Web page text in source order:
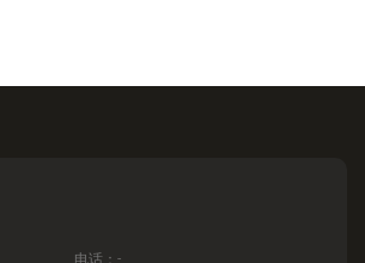
电话：-